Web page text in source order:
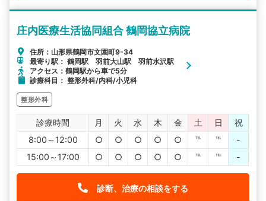
庄内医療生活協同組合 鶴岡協立病院
住所：山形県鶴岡市文園町9-34
最寄り駅： 鶴岡駅 羽前大山駅 羽前水沢駅
アクセス：鶴岡駅から車で5分
診療科目： 整形外科/内科/小児科
整形外科
診療時間 月 火 水 木 金 土 日
祝
8:00～12:00
○ ○ ○ ○ ○ ℡ ℡
-
15:00～17:00
○ ○ ○ ○ ○ ℡ ℡ -
診断、治療の相談をする